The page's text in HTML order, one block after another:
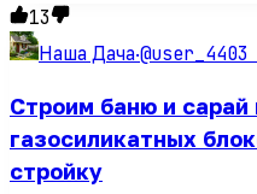
13
Наша Дача·@user_4403
Строим баню и сарай
газосиликатных
стройку